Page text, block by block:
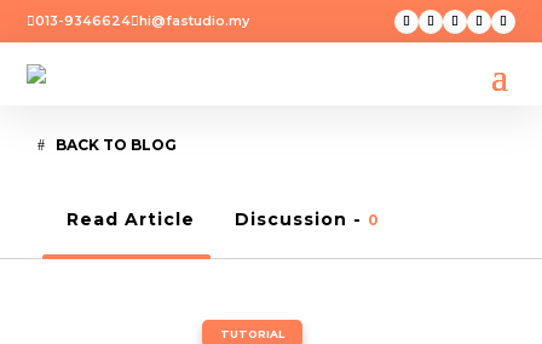
013-9346624hi@fastudio.my
BACK TO BLOG
Read Article Discussion - 0
TUTORIAL